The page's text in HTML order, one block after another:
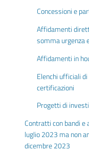
Concessioni e
Affidamenti
somma urgenza
Affidamenti in
Elenchi ufficiali
certificazioni
Progetti di
Contratti con bandi e
luglio 2023 ma non
dicembre 2023